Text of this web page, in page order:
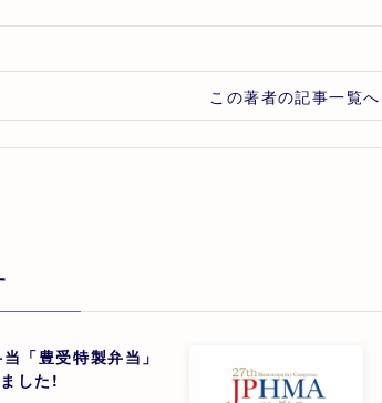
この著者の記事一覧へ
「豊受特製弁当」
した!